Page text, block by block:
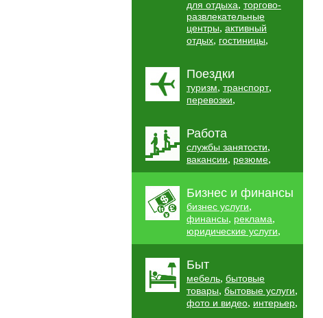
для отдыха, торгово-
развлекательные
центры, активный
отдых, гостиницы,
Поездки
туризм, транспорт,
перевозки,
Работа
службы занятости,
вакансии, резюме,
Бизнес и финансы
бизнес услуги,
финансы, реклама,
юридические услуги,
Быт
мебель, бытовые
товары, бытовые услуги,
фото и видео, интерьер,